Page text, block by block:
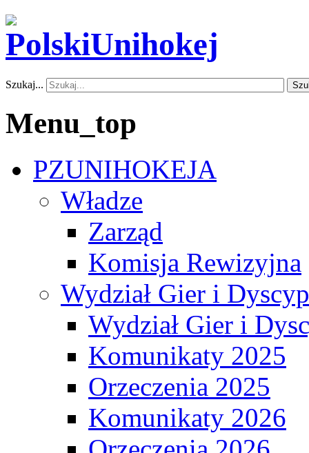
Szukaj...
Menu_top
PZUNIHOKEJA
Władze
Zarząd
Komisja Rewizyjna
Wydział Gier i
Wydział Gier i
Komunikaty 2025
Orzeczenia 2025
Komunikaty 2026